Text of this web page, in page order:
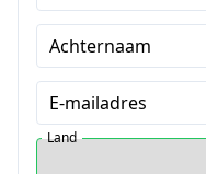
Achternaam
E-mailadres
Land